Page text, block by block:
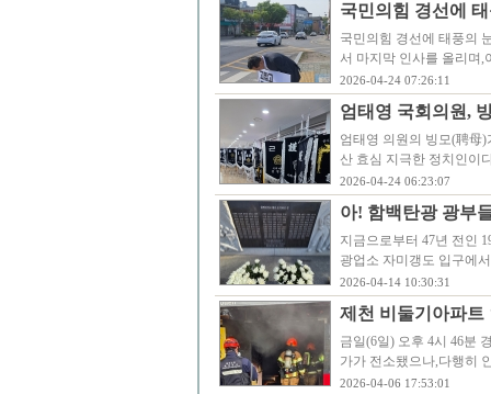
국민의힘 경선에
국민의힘 경선에 태풍의
서 마지막 인사를 올리며
2026-04-24 07:26:11
엄태영 국회의원,
엄태영 의원의 빙모(聘母
산 효심 지극한 정치인이
2026-04-24 06:23:07
아! 함백탄광 광부
지금으로부터 47년 전인
광업소 자미갱도 입구에
2026-04-14 10:30:31
제천 비둘기아파트
금일(6일) 오후 4시 46분
가가 전소됐으나,다행히
2026-04-06 17:53:01